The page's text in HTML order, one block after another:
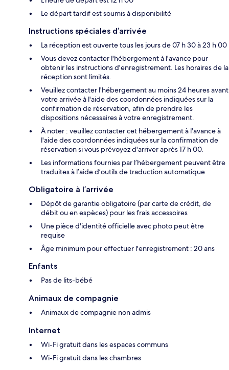
Le départ tardif est soumis à disponibilité
Instructions spéciales d’arrivée
La réception est ouverte tous les jours de 07 h 30 à 23 h 00
Vous devez contacter l'hébergement à l'avance pour
obtenir les instructions d'enregistrement. Les horaires de la
réception sont limités.
Veuillez contacter l'hébergement au moins 24 heures avant
votre arrivée à l'aide des coordonnées indiquées sur la
confirmation de réservation, afin de prendre les
dispositions nécessaires à votre enregistrement.
À noter : veuillez contacter cet hébergement à l'avance à
l'aide des coordonnées indiquées sur la confirmation de
réservation si vous prévoyez d'arriver après 17 h 00.
Les informations fournies par l’hébergement peuvent être
traduites à l’aide d’outils de traduction automatique
Obligatoire à l’arrivée
Dépôt de garantie obligatoire (par carte de crédit, de
débit ou en espèces) pour les frais accessoires
Une pièce d'identité officielle avec photo peut être
requise
Âge minimum pour effectuer l'enregistrement : 20 ans
Enfants
Pas de lits-bébé
Animaux de compagnie
Animaux de compagnie non admis
Internet
Wi-Fi gratuit dans les espaces communs
Wi-Fi gratuit dans les chambres